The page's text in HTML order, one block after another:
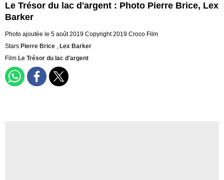
Le Trésor du lac d'argent : Photo Pierre Brice, Lex
Barker
Photo ajoutée le 5 août 2019 Copyright 2019 Croco Film
Stars Pierre Brice , Lex Barker
Film Le Trésor du lac d'argent